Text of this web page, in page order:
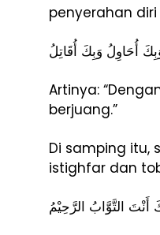
penyerahan diri
أُحَاوِلُ وَبِكَ أُقَاتِلُ
Artinya:
berjuang.”
Di samping itu,
istighfar dan
التَّوَّابُ الرَّحِيْمُ